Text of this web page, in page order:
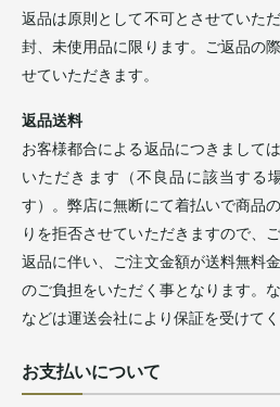
返品は原則として不可とさせていた
封、未使用品に限ります。ご返品の
せていただきます。
返品送料
お客様都合による返品につきまして
いただきます（不良品に該当する
す）。弊店に無断にて着払いで商品
りを拒否させていただきますので、
返品に伴い、ご注文金額が送料無料
のご負担をいただく事となります。
などは運送会社により保証を受けてく
お支払いについて